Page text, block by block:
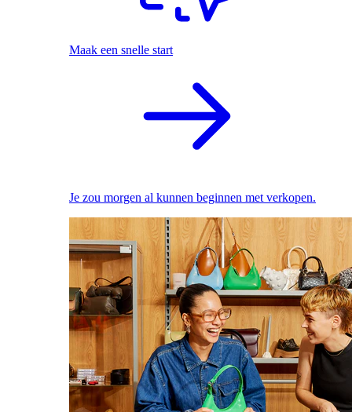
Maak een snelle start
Je zou morgen al kunnen beginnen met verkopen.